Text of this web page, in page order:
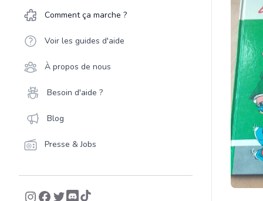
Comment ça marche ?
Voir les guides d'aide
À propos de nous
Besoin d'aide ?
Blog
Presse & Jobs